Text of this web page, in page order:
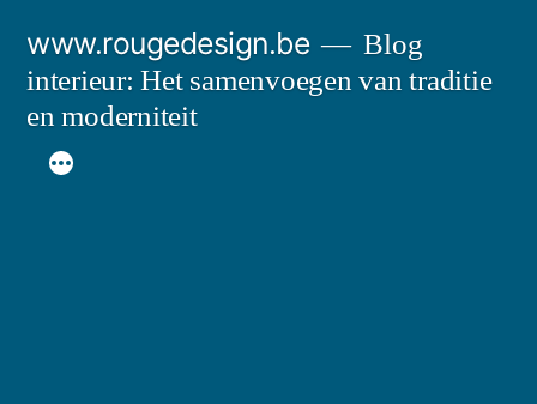
naar
inhoud
www.rougedesign.be
Blog
interieur: Het samenvoegen van traditie
en moderniteit